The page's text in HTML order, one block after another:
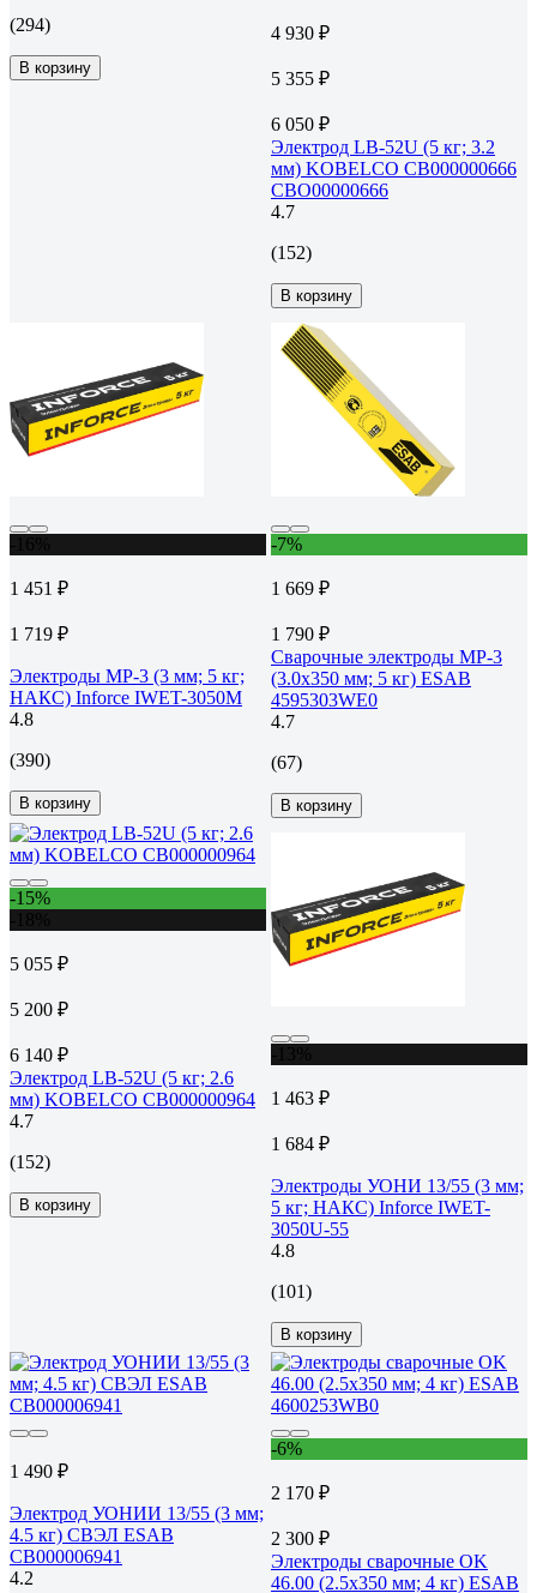
(294)
В корзину
4 930 ₽
5 355 ₽
6 050 ₽
Электрод LB-52U (5 кг; 3.2
мм) KOBELCO СВ000000666
СВО00000666
4.7
(152)
В корзину
1 451 ₽
1 719 ₽
Электроды МР-3 (3 мм; 5 кг;
НАКС) Inforce IWET-3050M
4.8
(390)
В корзину
-7%
1 669 ₽
1 790 ₽
Сварочные электроды МР-3
(3.0x350 мм; 5 кг) ESAB
4595303WE0
4.7
(67)
В корзину
-15%
5 055 ₽
5 200 ₽
6 140 ₽
Электрод LB-52U (5 кг; 2.6
мм) KOBELCO СВ000000964
4.7
(152)
В корзину
1 463 ₽
1 684 ₽
Электроды УОНИ 13/55 (3 мм;
5 кг; НАКС) Inforce IWET-
3050U-55
4.8
(101)
В корзину
1 490 ₽
Электрод УОНИИ 13/55 (3 мм;
4.5 кг) СВЭЛ ESAB
СВ000006941
4.2
-6%
2 170 ₽
2 300 ₽
Электроды сварочные OK
46.00 (2.5х350 мм; 4 кг) ESAB